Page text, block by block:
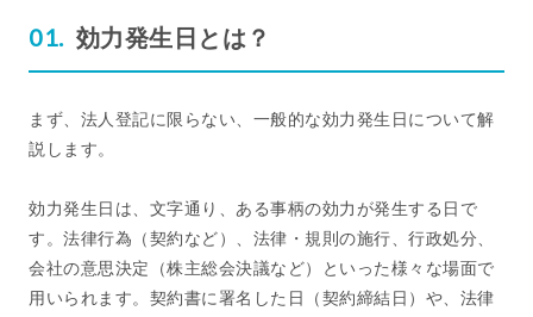
効力発生日とは？
まず、法人登記に限らない、一般的な効力発生日について解
説します。
効力発生日は、文字通り、ある事柄の効力が発生する日で
す。法律行為（契約など）、法律・規則の施行、行政処分、
会社の意思決定（株主総会決議など）といった様々な場面で
用いられます。契約書に署名した日（契約締結日）や、法律